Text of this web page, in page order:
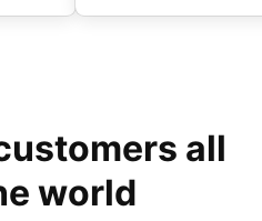
all
world